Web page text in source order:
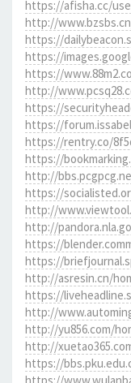
https://afisha.cc/
http://
https://
https://
https://
http://
https://
https://
https://rentry.co/
https://
http://
https://
http://
http://
https://
https://
http://asresin.cn/
https://
http://
http://yu856.com/
http://
https://